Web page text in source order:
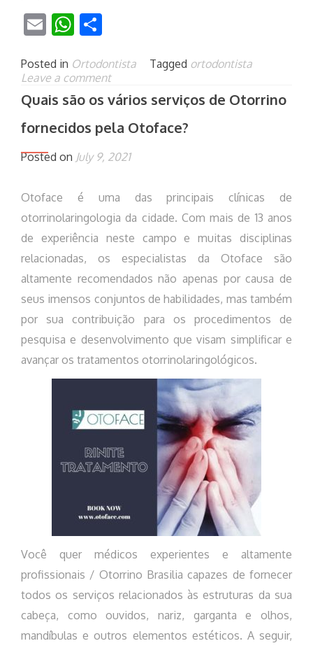
Email WhatsApp
Posted in Ortodontista Tagged ortodontista
Leave a comment
Quais são os vários serviços de Otorrino
fornecidos pela Otoface?
Posted on July 9, 2021
Otoface é uma das principais clínicas de
otorrinolaringologia da cidade. Com mais de 13 anos
de experiência neste campo e muitas disciplinas
relacionadas, os especialistas da Otoface são
altamente recomendados não apenas por causa de
seus imensos conjuntos de habilidades, mas também
por sua contribuição para os procedimentos de
pesquisa e desenvolvimento que visam simplificar e
avançar os tratamentos otorrinolaringológicos.
Você quer médicos experientes e altamente
profissionais / Otorrino Brasilia capazes de fornecer
todos os serviços relacionados às estruturas da sua
cabeça, como ouvidos, nariz, garganta e olhos,
mandíbulas e outros elementos estéticos. A seguir,